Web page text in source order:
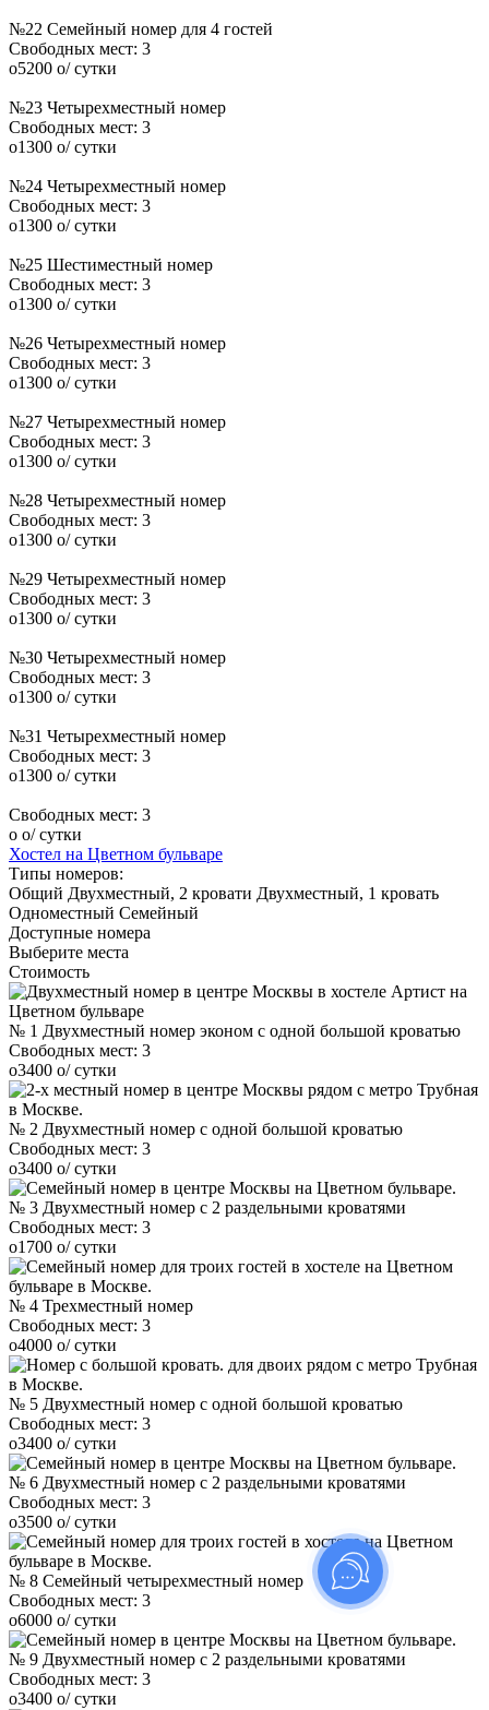
№22 Семейный номер для 4 гостей
Свободных мест: 3
o5200 o/ сутки
№23 Четырехместный номер
Свободных мест: 3
o1300 o/ сутки
№24 Четырехместный номер
Свободных мест: 3
o1300 o/ сутки
№25 Шестиместный номер
Свободных мест: 3
o1300 o/ сутки
№26 Четырехместный номер
Свободных мест: 3
o1300 o/ сутки
№27 Четырехместный номер
Свободных мест: 3
o1300 o/ сутки
№28 Четырехместный номер
Свободных мест: 3
o1300 o/ сутки
№29 Четырехместный номер
Свободных мест: 3
o1300 o/ сутки
№30 Четырехместный номер
Свободных мест: 3
o1300 o/ сутки
№31 Четырехместный номер
Свободных мест: 3
o1300 o/ сутки
Свободных мест: 3
o o/ сутки
Хостел на Цветном бульваре
Типы номеров:
Общий Двухместный, 2 кровати Двухместный, 1 кровать
Одноместный Семейный
Доступные номера
Выберите места
Стоимость
№ 1 Двухместный номер эконом с одной большой кроватью
Свободных мест: 3
o3400 o/ сутки
№ 2 Двухместный номер с одной большой кроватью
Свободных мест: 3
o3400 o/ сутки
№ 3 Двухместный номер с 2 раздельными кроватями
Свободных мест: 3
o1700 o/ сутки
№ 4 Трехместный номер
Свободных мест: 3
o4000 o/ сутки
№ 5 Двухместный номер с одной большой кроватью
Свободных мест: 3
o3400 o/ сутки
№ 6 Двухместный номер с 2 раздельными кроватями
Свободных мест: 3
o3500 o/ сутки
№ 8 Семейный четырехместный номер
Свободных мест: 3
o6000 o/ сутки
№ 9 Двухместный номер с 2 раздельными кроватями
Свободных мест: 3
o3400 o/ сутки